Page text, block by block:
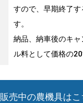
すので、早期終了す
す。
納品、納車後のキ
ル料として価格の
販売中の農機具はこ